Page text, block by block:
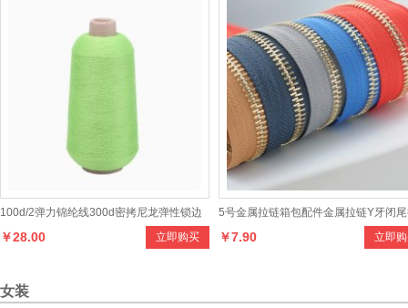
100d/2弹力锦纶线300d密拷尼龙弹性锁边
蓬松缝纫线200d锦纶高弹丝 立即购买
￥28.00
5号金属拉链箱包配件金属拉链Y牙闭
链服饰金属拉锁 立即
￥7.90
女装